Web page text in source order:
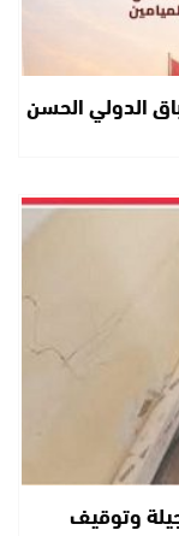
الدولي الحسن
مقاهٍ بكلميم وحجز 19 نرجيلة وتوقيف